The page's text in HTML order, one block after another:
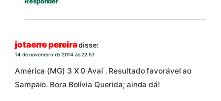
jotaerre pereiradisse:
14 de novembro de 2014 às 22:57
América (MG) 3 X 0 Avaí . Resultado favorável ao
Sampaio. Bora Bolívia Querida; ainda dá!